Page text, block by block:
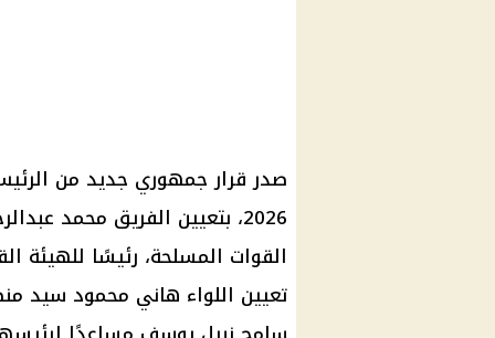
صدرقرار جمهوري جديد من
2026، بتعيين الفريق محمد عبدالرحمن بسيوني سالم ربيع، رئيس هيئة عمليات
القوات المسلحة، رئيسًا للهيئة
تعيين اللواء هاني محمود سيد